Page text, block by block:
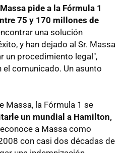
Massa pide a la Fórmula 1
75 y 170 millones de
una solución
y han dejado al Sr. Massa
un procedimiento legal",
comunicado. Un asunto
Massa, la Fórmula 1 se
un mundial a Hamilton,
a Massa como
con casi dos décadas de